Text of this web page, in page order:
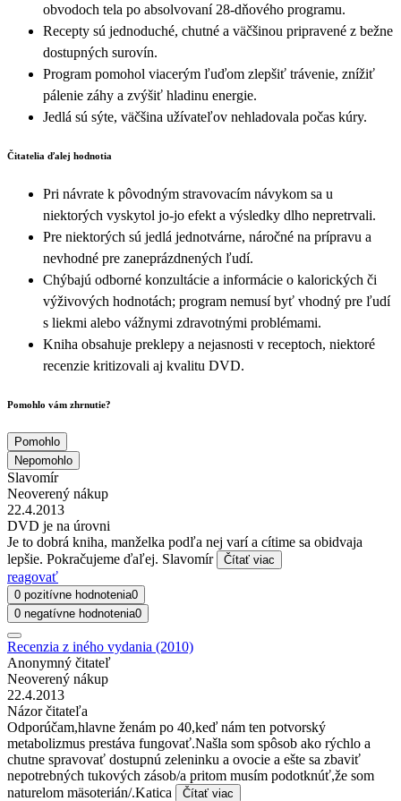
obvodoch tela po absolvovaní 28‑dňového programu.
Recepty sú jednoduché, chutné a väčšinou pripravené z bežne
dostupných surovín.
Program pomohol viacerým ľuďom zlepšiť trávenie, znížiť
pálenie záhy a zvýšiť hladinu energie.
Jedlá sú sýte, väčšina užívateľov nehladovala počas kúry.
Čitatelia ďalej hodnotia
Pri návrate k pôvodným stravovacím návykom sa u
niektorých vyskytol jo‑jo efekt a výsledky dlho nepretrvali.
Pre niektorých sú jedlá jednotvárne, náročné na prípravu a
nevhodné pre zaneprázdnených ľudí.
Chýbajú odborné konzultácie a informácie o kalorických či
výživových hodnotách; program nemusí byť vhodný pre ľudí
s liekmi alebo vážnymi zdravotnými problémami.
Kniha obsahuje preklepy a nejasnosti v receptoch, niektoré
recenzie kritizovali aj kvalitu DVD.
Pomohlo vám zhrnutie?
Pomohlo
Nepomohlo
Slavomír
Neoverený nákup
22.4.2013
DVD je na úrovni
Je to dobrá kniha, manželka podľa nej varí a cítime sa obidvaja
lepšie. Pokračujeme ďaľej. Slavomír
Čítať viac
reagovať
0 pozitívne hodnotenia0
0 negatívne hodnotenia0
Recenzia z iného vydania (2010)
Anonymný čitateľ
Neoverený nákup
22.4.2013
Názor čitateľa
Odporúčam,hlavne ženám po 40,keď nám ten potvorský
metabolizmus prestáva fungovať.Našla som spôsob ako rýchlo a
chutne spravovať dostupnú zeleninku a ovocie a ešte sa zbaviť
nepotrebných tukových zásob/a pritom musím podotknúť,že som
naturelom mäsoterián/.Katica
Čítať viac